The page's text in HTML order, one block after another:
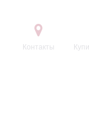
Контакты